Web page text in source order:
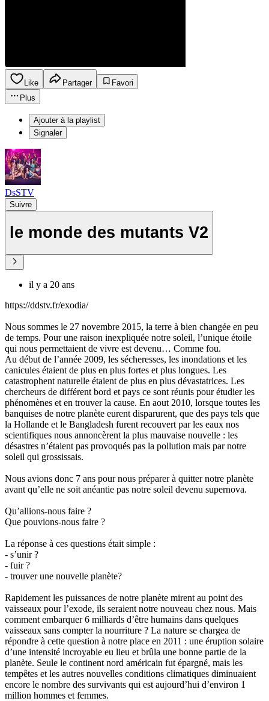
Like Partager
Favori
Plus
Ajouter à la playlist
Signaler
DsSTV
Suivre
le monde des mutants V2
il y a 20 ans
https://ddstv.fr/exodia/
Nous sommes le 27 novembre 2015, la terre à bien changée en peu
de temps. Pour une raison inexpliquée notre soleil, l’unique étoile
qui nous permettaient de vivre est devenu… Comme fou.
Au début de l’année 2009, les sécheresses, les inondations et les
canicules étaient de plus en plus fortes et plus longues. Les
catastrophent naturelle étaient de plus en plus dévastatrices. Les
chercheurs de différent bord et pays ce sont réunis pour étudier les
phénomènes et en trouver la cause. En aout 2010, lorsque toutes les
banquises de notre planète eurent disparurent, que des pays tels que
la Hollande et le Bangladesh furent recouvert par les eaux nos
scientifiques nous annoncèrent la plus mauvaise nouvelle : les
désastres n’étaient pas provoqués pas la pollution mais par notre
soleil qui grossissais.
Nous avions donc 7 ans pour nous préparer à quitter notre planète
avant qu’elle ne soit anéantie pas notre soleil devenu supernova.
Qu’allions-nous faire ?
Que pouvions-nous faire ?
La réponse à ces questions était simple :
- s’unir ?
- fuir ?
- trouver une nouvelle planète?
Rapidement les puissances de notre planète mirent au point des
vaisseaux pour l’exode, ils seraient notre nouveau chez nous. Mais
comment embarquer 6 milliards d’être humains dans quelques
vaisseaux sans compter la nourriture ? La nature se chargea de
répondre à cette question à notre place en 2011 : une éruption solaire
d’une intensité incroyable eu lieu et brûla une bonne partie de la
planète. Seule le continent nord américain fut épargné, mais les
tempêtes et les autres nouvelles conditions climatiques diminuaient
encore le nombre des survivants qui est aujourd’hui d’environ 1
million hommes et femmes.